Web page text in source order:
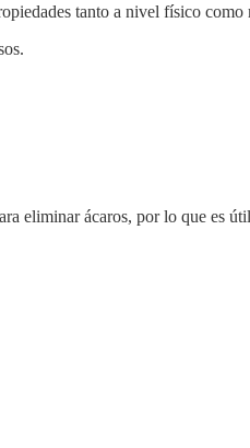
tanto a nivel físico como
eliminar ácaros, por lo que es